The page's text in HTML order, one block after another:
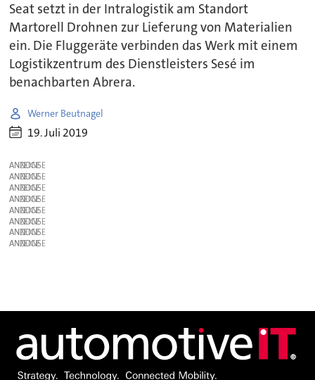
Seat setzt in der Intralogistik am Standort
Martorell Drohnen zur Lieferung von Materialien
ein. Die Fluggeräte verbinden das Werk mit einem
Logistikzentrum des Dienstleisters Sesé im
benachbarten Abrera.
Werner Beutnagel
19. Juli 2019
ANZEIGE
ANZEIGE
ANZEIGE
ANZEIGE
ANZEIGE
ANZEIGE
ANZEIGE
ANZEIGE